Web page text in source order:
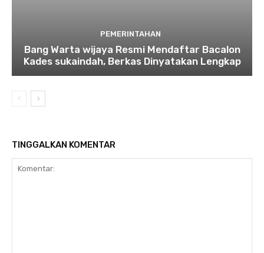
PEMERINTAHAN
Bang Warta wijaya Resmi Mendaftar Bacalon
Kades sukaindah, Berkas Dinyatakan Lengkap
TINGGALKAN KOMENTAR